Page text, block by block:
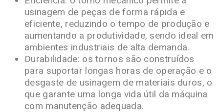
usinagem de peças de forma rápida e
eficiente, reduzindo o tempo de produção e
aumentando a produtividade, sendo ideal em
ambientes industriais de alta demanda.
Durabilidade: os tornos são construídos
para suportar longas horas de operação e o
desgaste de usinagem de materiais duros, o
que garante uma longa vida útil da máquina
com manutenção adequada.